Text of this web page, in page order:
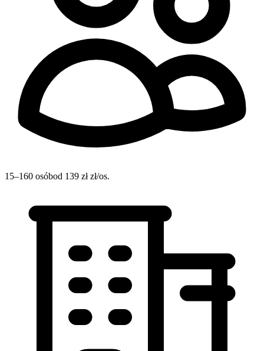
15–160 osóbod 139 zł zł/os.